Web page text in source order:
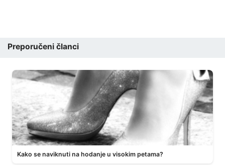
Preporučeni članci
Kako se naviknuti na hodanje u visokim petama?